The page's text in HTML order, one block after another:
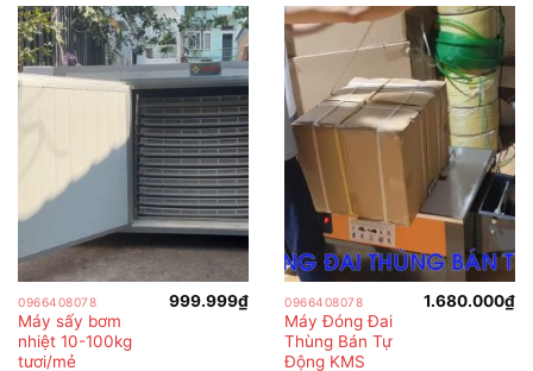
0966408078
Máy sấy bơm
nhiệt 10-100kg
tươi/mẻ
999.999₫ 0966408078
Máy Đóng Đai
Thùng Bán Tự
Động KMS
1.680.000₫